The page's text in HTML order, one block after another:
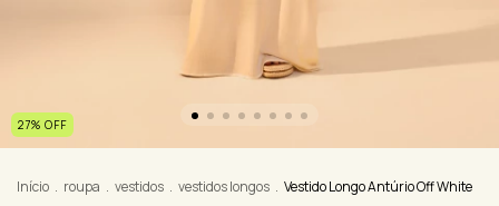
27% OFF
Início . roupa . vestidos . vestidos longos . Vestido Longo Antúrio Off White